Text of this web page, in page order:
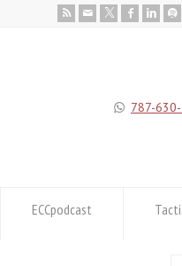
787-
ECCpodcast